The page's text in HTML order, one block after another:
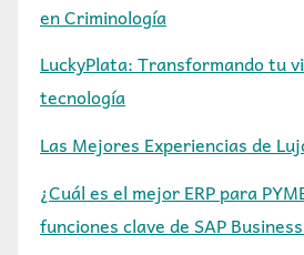
en Criminología
LuckyPlata: Transformando tu
tecnología
Las Mejores Experiencias de
¿Cuál es el mejor ERP para
funciones clave de SAP